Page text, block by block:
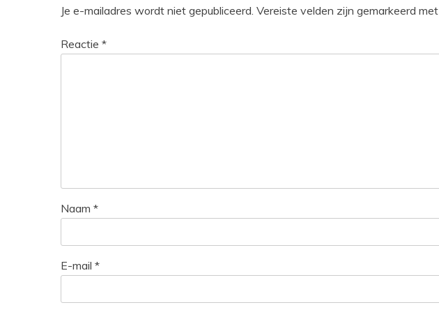
Je e-mailadres wordt niet gepubliceerd. Vereiste velden zijn gemarkeerd met
Reactie *
Naam *
E-mail *